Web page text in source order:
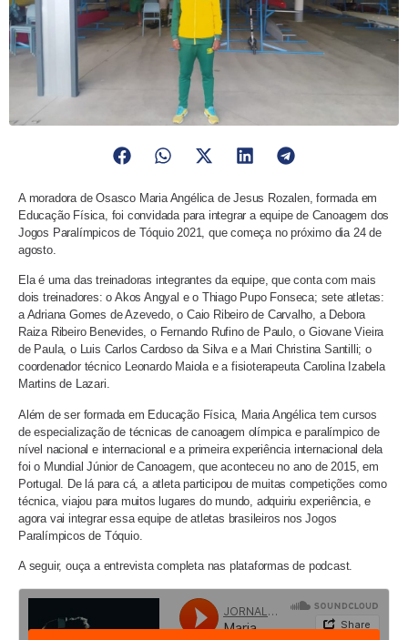
A moradora de Osasco Maria Angélica de Jesus Rozalen, formada em
Educação Física, foi convidada para integrar a equipe de Canoagem dos
Jogos Paralímpicos de Tóquio 2021, que começa no próximo dia 24 de
agosto.
Ela é uma das treinadoras integrantes da equipe, que conta com mais
dois treinadores: o Akos Angyal e o Thiago Pupo Fonseca; sete atletas:
a Adriana Gomes de Azevedo, o Caio Ribeiro de Carvalho, a Debora
Raiza Ribeiro Benevides, o Fernando Rufino de Paulo, o Giovane Vieira
de Paula, o Luis Carlos Cardoso da Silva e a Mari Christina Santilli; o
coordenador técnico Leonardo Maiola e a fisioterapeuta Carolina Izabela
Martins de Lazari.
Além de ser formada em Educação Física, Maria Angélica tem cursos
de especialização de técnicas de canoagem olímpica e paralímpico de
nível nacional e internacional e a primeira experiência internacional dela
foi o Mundial Júnior de Canoagem, que aconteceu no ano de 2015, em
Portugal. De lá para cá, a atleta participou de muitas competições como
técnica, viajou para muitos lugares do mundo, adquiriu experiência, e
agora vai integrar essa equipe de atletas brasileiros nos Jogos
Paralímpicos de Tóquio.
A seguir, ouça a entrevista completa nas plataformas de podcast.